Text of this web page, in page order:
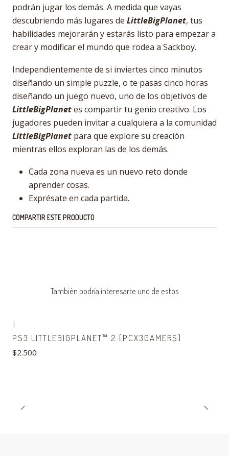
podrán jugar los demás. A medida que vayas
descubriendo más lugares de LittleBigPlanet, tus
habilidades mejorarán y estarás listo para empezar a
crear y modificar el mundo que rodea a Sackboy.
Independientemente de si inviertes cinco minutos
diseñando un simple puzzle, o te pasas cinco horas
diseñando un juego nuevo, uno de los objetivos de
LittleBigPlanetes compartir tu genio creativo. Los
jugadores pueden invitar a cualquiera a la comunidad
LittleBigPlanet para que explore su creación
mientras ellos exploran las de los demás.
Cada zona nueva es un nuevo reto donde
aprender cosas.
Exprésate en cada partida.
COMPARTIR ESTE PRODUCTO
También podría interesarte uno de estos
|
PS3 LITTLEBIGPLANET™ 2 [PCX3GAMERS]
$2.500